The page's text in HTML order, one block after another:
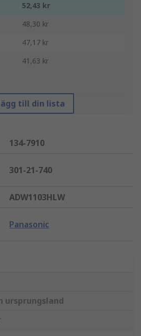
52,43 kr
48,30 kr
47,17 kr
41,63 kr
till din lista
134-7910
301-21-740
ADW1103HLW
Panasonic
ursprungsland